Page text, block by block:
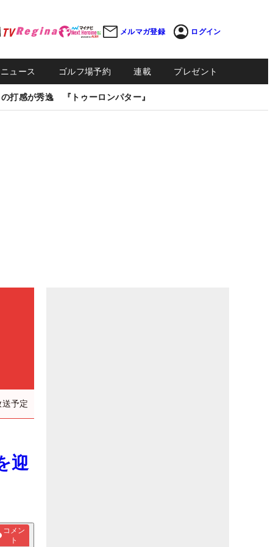
メルマガ登録 ログイン
ュース ゴルフ場予約 連載 プレゼント
打感が秀逸 『トゥーロンパター』
予定
迎
コメン
ト